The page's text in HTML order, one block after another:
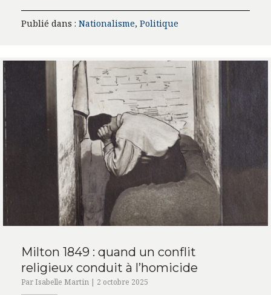
Publié dans : Nationalisme, Politique
Milton 1849 : quand un conflit
religieux conduit à l’homicide
Par Isabelle Martin | 2 octobre 2025